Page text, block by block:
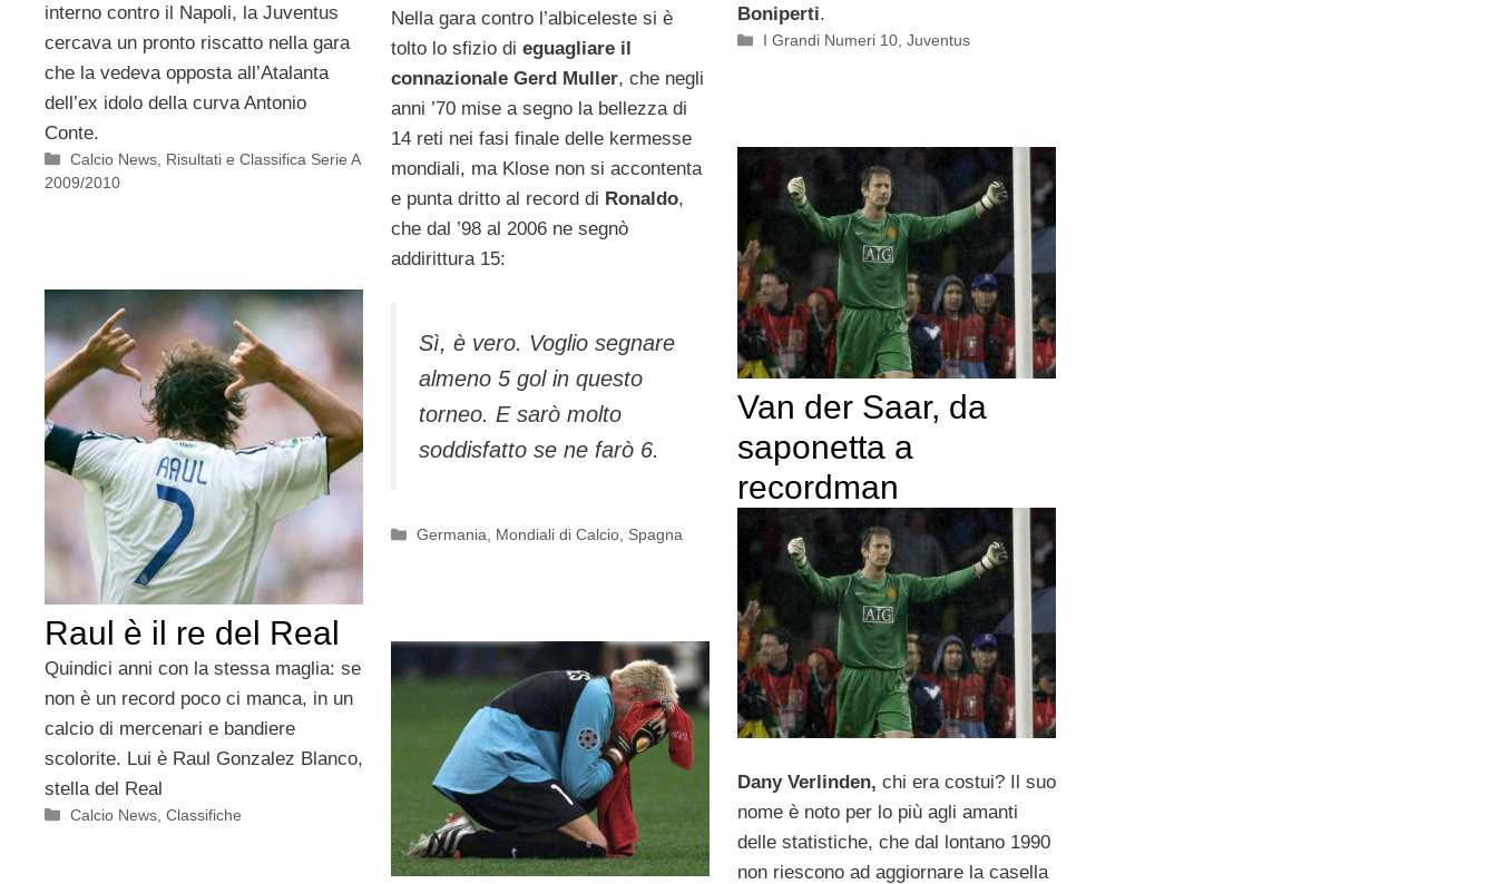
Boniperti.
Categorie
I Grandi Numeri 10,Juventus
Nella gara contro l’albiceleste si è
tolto lo sfizio di eguagliare il
connazionale Gerd Muller, che negli
anni ’70 mise a segno la bellezza di
14 reti nei fasi finale delle kermesse
mondiali, ma Klose non si accontenta
e punta dritto al record di Ronaldo,
che dal ’98 al 2006 ne segnò
addirittura 15:
Sì, è vero. Voglio segnare
almeno 5 gol in questo
torneo. E sarò molto
soddisfatto se ne farò 6.
Categorie
Germania, Mondiali di Calcio, Spagna
interno contro il Napoli, la Juventus
cercava un pronto riscatto nella gara
che la vedeva opposta all’Atalanta
dell’ex idolo della curva Antonio
Conte.
Categorie
Calcio News Risultati e Classifica Serie A
2009/2010
Van der Saar, da
saponetta a
recordman
Dany Verlinden, chi era costui? Il suo
nome è noto per lo più agli amanti
delle statistiche, che dal lontano 1990
non riescono ad aggiornare la casella
Raul è il re del Real
Quindici anni con la stessa maglia: se
non è un record poco ci manca, in un
calcio di mercenari e bandiere
scolorite. Lui è Raul Gonzalez Blanco,
stella del Real
Categorie
Calcio News ,Classifiche